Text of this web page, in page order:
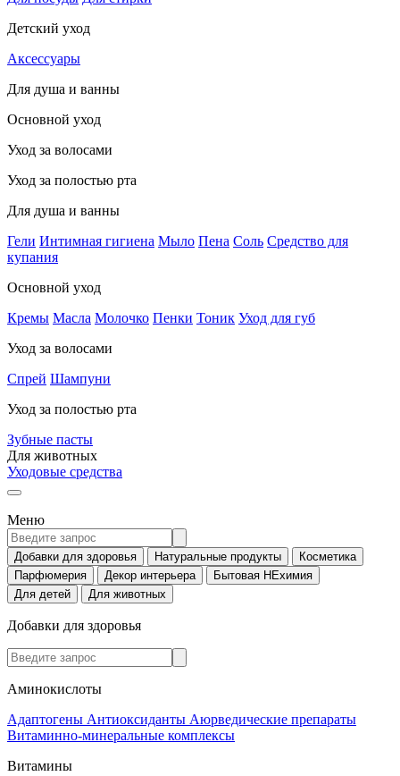
Детский уход
Аксессуары
Для душа и ванны
Основной уход
Уход за волосами
Уход за полостью рта
Для душа и ванны
Гели Интимная гигиена Мыло Пена Соль Средство для
купания
Основной уход
Кремы Масла Молочко Пенки Тоник Уход для губ
Уход за волосами
Спрей Шампуни
Уход за полостью рта
Зубные пасты
Для животных
Уходовые средства
Меню
Добавки для здоровья Натуральные продукты
Косметика
Парфюмерия
Декор интерьера
Бытовая НЕхимия
Для детей
Для животных
Добавки для здоровья
Аминокислоты
Адаптогены Антиоксиданты Аюрведические препараты
Витаминно-минеральные комплексы
Витамины